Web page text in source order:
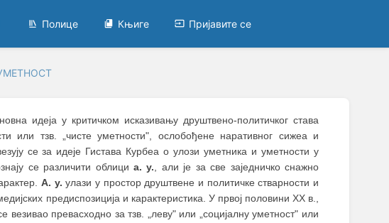
Полице Књиге Пријавите се
идеја у критичком исказивању друштвено-политичког става
или тзв. „чисте уметности", ослобођене наративног сижеа и
се за идеје Гистава Курбеа о улози уметника и уметности у
се различити облициа. у., али је за све заједничко снажно
А. у. улази у простор друштвене и политичке стварности и
предиспозиција и карактеристика. У првој половини XX в.,
везивао превасходно за тзв. „леву" или „социјалну уметност" или